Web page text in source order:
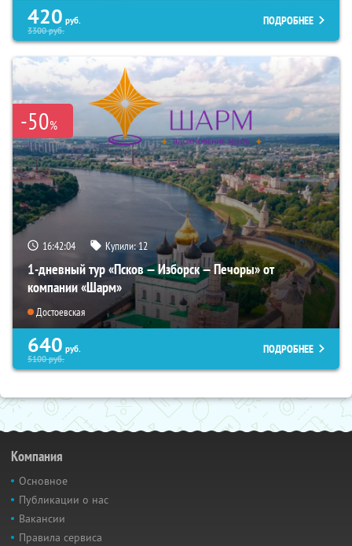
420 руб.
3300руб.
ПОДРОБНЕЕ
-50%
16:42:03 Купили:12
1-дневный тур «Псков — Изборск — Печоры» от
компании «Шарм»
Достоевская
640 руб.
5100руб.
ПОДРОБНЕЕ
Компания
Основное
Публикации о нас
Вакансии
Правила сервиса